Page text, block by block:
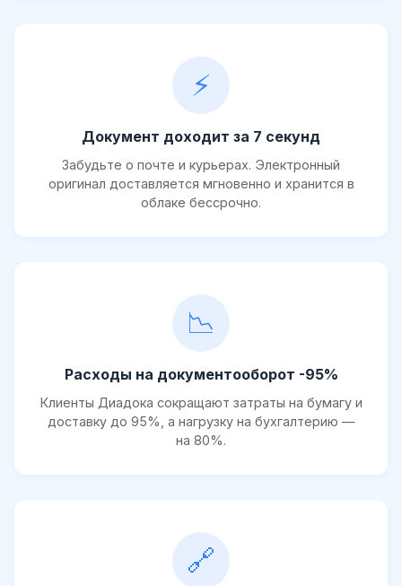
⚡
Документ доходит за 7 секунд
Забудьте о почте и курьерах. Электронный
оригинал доставляется мгновенно и хранится в
облаке бессрочно.
📉
Расходы на документооборот -95%
Клиенты Диадока сокращают затраты на бумагу и
доставку до 95%, а нагрузку на бухгалтерию —
на 80%.
🔗